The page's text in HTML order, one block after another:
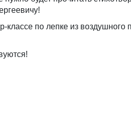
по лепке из воздушного